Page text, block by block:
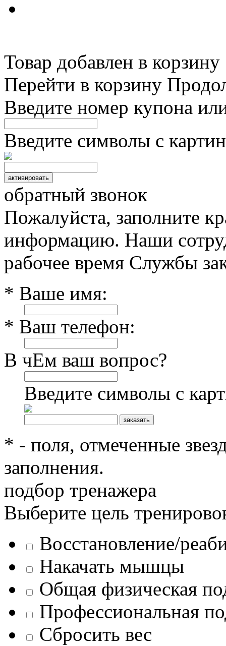
Товар добавлен в корзину
Перейти в корзину
Введите номер купона
Введите символы с
обратный звонок
Пожалуйста, заполните
информацию. Наши
рабочее время Службы
* Ваше имя:
* Ваш телефон:
В чЕм ваш вопрос?
Введите символы с
* - поля, отмеченные
заполнения.
подбор тренажера
Выберите цель
Восстановление/
Накачать мышцы
Общая физическая
Профессиональная
Сбросить вес